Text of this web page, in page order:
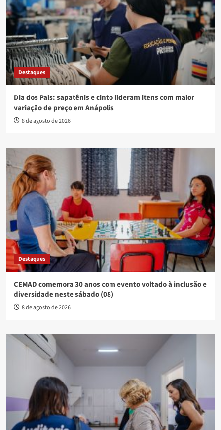
Destaques
Dia dos Pais: sapatênis e cinto lideram itens com maior
variação de preço em Anápolis
8 de agosto de 2026
Destaques
CEMAD comemora 30 anos com evento voltado à inclusão e
diversidade neste sábado (08)
8 de agosto de 2026